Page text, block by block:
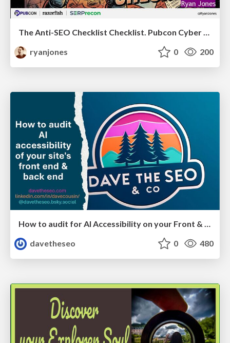
The Anti-SEO Checklist Checklist. Pubcon Cyber Week
ryanjones
0 200
How to audit for AI Accessibility on your Front & Back End
davetheseo
0 480